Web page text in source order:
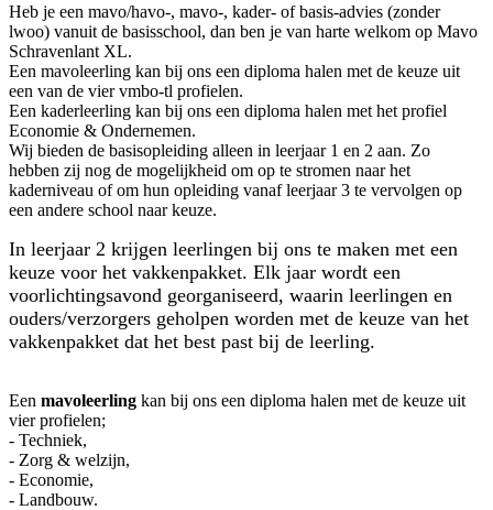
Heb je een mavo/havo-, mavo-, kader- of basis-advies (zonder
lwoo) vanuit de basisschool, dan ben je van harte welkom op Mavo
Schravenlant XL.
Een mavoleerling kan bij ons een diploma halen met de keuze uit
een van de vier vmbo-tl profielen.
Een kaderleerling kan bij ons een diploma halen met het profiel
Economie & Ondernemen.
Wij bieden de basisopleiding alleen in leerjaar 1 en 2 aan. Zo
hebben zij nog de mogelijkheid om op te stromen naar het
kaderniveau of om hun opleiding vanaf leerjaar 3 te vervolgen op
een andere school naar keuze.
In leerjaar 2 krijgen leerlingen bij ons te maken met een
keuze voor het vakkenpakket. Elk jaar wordt een
voorlichtingsavond georganiseerd, waarin leerlingen en
ouders/verzorgers geholpen worden met de keuze van het
vakkenpakket dat het best past bij de leerling.
Een mavoleerling kan bij ons een diploma halen met de keuze uit
vier profielen;
- Techniek,
- Zorg & welzijn,
- Economie,
- Landbouw.